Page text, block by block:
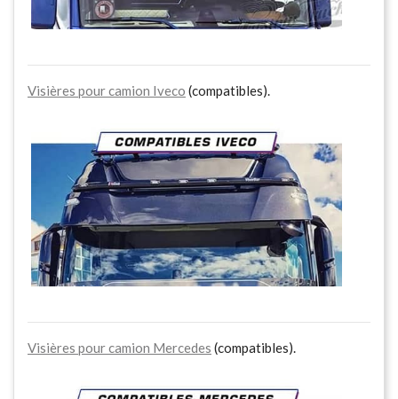
Visières pour camion Iveco (compatibles).
Visières pour camion Mercedes (compatibles).